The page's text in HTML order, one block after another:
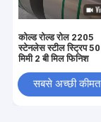
कोल्ड रोल्ड रोल 2205
स्टेनलेस स्टील स्ट्रिप 50
मिमी 2 बी मिल फिनिश
सबसे अच्छी कीमत